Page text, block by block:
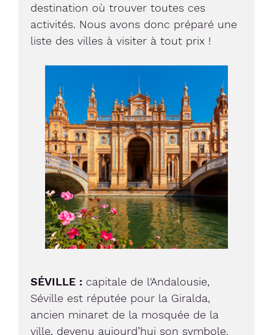
destination où trouver toutes ces
activités. Nous avons donc préparé une
liste des villes à visiter à tout prix !
SÉVILLE : capitale de l'Andalousie,
Séville est réputée pour la Giralda,
ancien minaret de la mosquée de la
ville, devenu aujourd’hui son symbole.